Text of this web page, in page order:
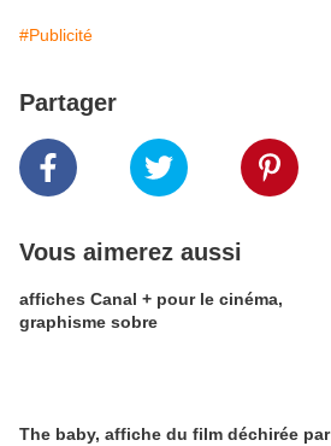
#Publicité
Partager
Vous aimerez aussi
affiches Canal + pour le cinéma,
graphisme sobre
The baby, affiche du film déchirée par